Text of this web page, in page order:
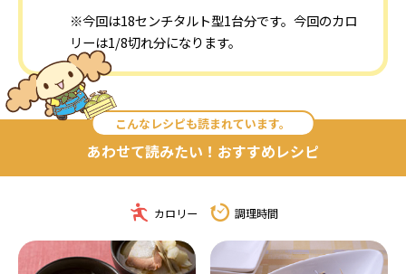
※今回は18センチタルト型1台分です。今回のカロ
リーは1/8切れ分になります。
こんなレシピも読まれています。
あわせて読みたい！おすすめレシピ
カロリー 調理時間